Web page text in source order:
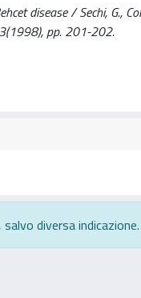
disease / Sechi, G.,
pp. 201-202.
diversa indicazione.